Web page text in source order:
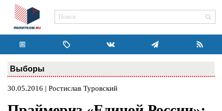
Выборы
30.05.2016 | Ростислав Туровский